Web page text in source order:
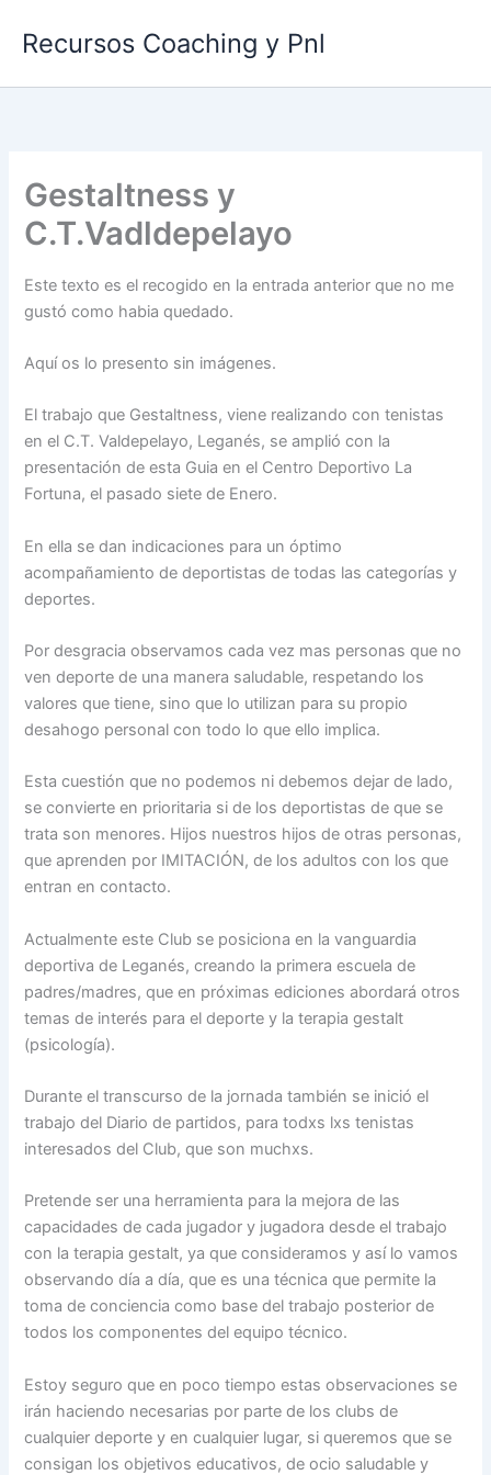
Recursos Coaching y Pnl
Gestaltness y
C.T.Vadldepelayo
Este texto es el recogido en la entrada anterior que no me
gustó como habia quedado.
Aquí os lo presento sin imágenes.
El trabajo que Gestaltness, viene realizando con tenistas
en el C.T. Valdepelayo, Leganés, se amplió con la
presentación de esta Guia en el Centro Deportivo La
Fortuna, el pasado siete de Enero.
En ella se dan indicaciones para un óptimo
acompañamiento de deportistas de todas las categorías y
deportes.
Por desgracia observamos cada vez mas personas que no
ven deporte de una manera saludable, respetando los
valores que tiene, sino que lo utilizan para su propio
desahogo personal con todo lo que ello implica.
Esta cuestión que no podemos ni debemos dejar de lado,
se convierte en prioritaria si de los deportistas de que se
trata son menores. Hijos nuestros hijos de otras personas,
que aprenden por IMITACIÓN, de los adultos con los que
entran en contacto.
Actualmente este Club se posiciona en la vanguardia
deportiva de Leganés, creando la primera escuela de
padres/madres, que en próximas ediciones abordará otros
temas de interés para el deporte y la terapia gestalt
(psicología).
Durante el transcurso de la jornada también se inició el
trabajo del Diario de partidos, para todxs lxs tenistas
interesados del Club, que son muchxs.
Pretende ser una herramienta para la mejora de las
capacidades de cada jugador y jugadora desde el trabajo
con la terapia gestalt, ya que consideramos y así lo vamos
observando día a día, que es una técnica que permite la
toma de conciencia como base del trabajo posterior de
todos los componentes del equipo técnico.
Estoy seguro que en poco tiempo estas observaciones se
irán haciendo necesarias por parte de los clubs de
cualquier deporte y en cualquier lugar, si queremos que se
consigan los objetivos educativos, de ocio saludable y